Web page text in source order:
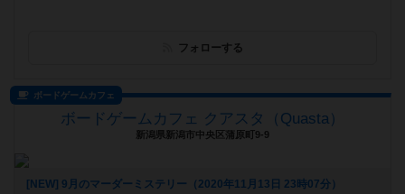
フォローする
ボードゲームカフェ
ボードゲームカフェ クアスタ（Quasta）
新潟県新潟市中央区蒲原町9-9
[NEW] 9月のマーダーミステリー（2020年11月13日 23時07分）